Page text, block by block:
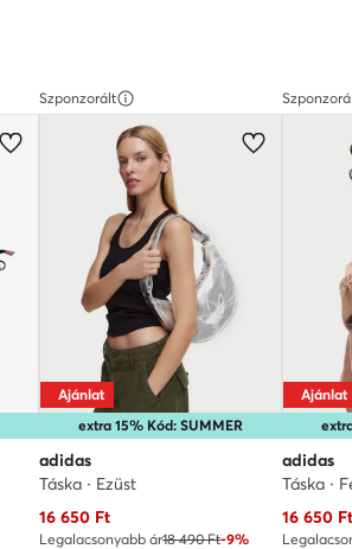
Szponzorált
extra 15% Kód: SUMMER
Ajánlat
adidas
Táska · Ezüst
Aktuális ár
16 650Ft
Legalacsonyabb ár18 490 Ft-9%
Ajánlat
adidas
Táska ·
Aktuális
16 650 Ft